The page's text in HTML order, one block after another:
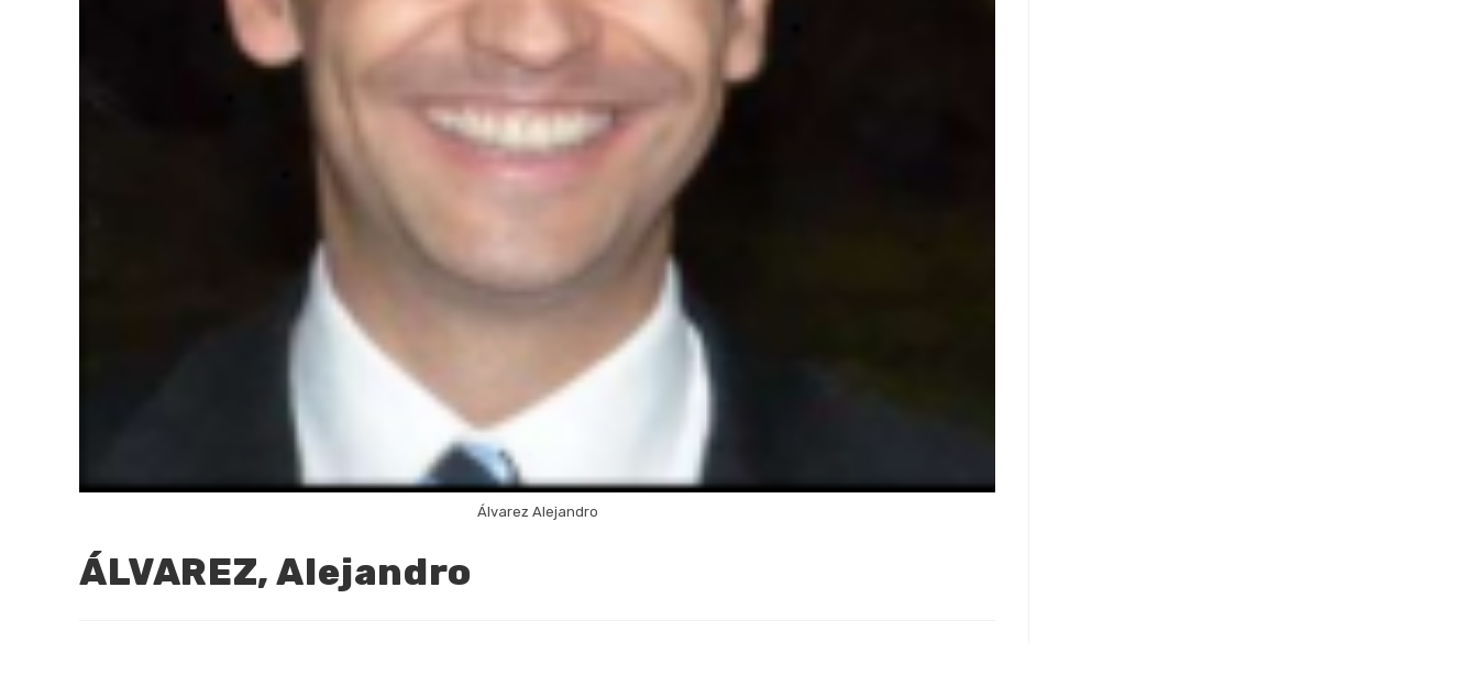
Álvarez Alejandro
ÁLVAREZ, Alejandro